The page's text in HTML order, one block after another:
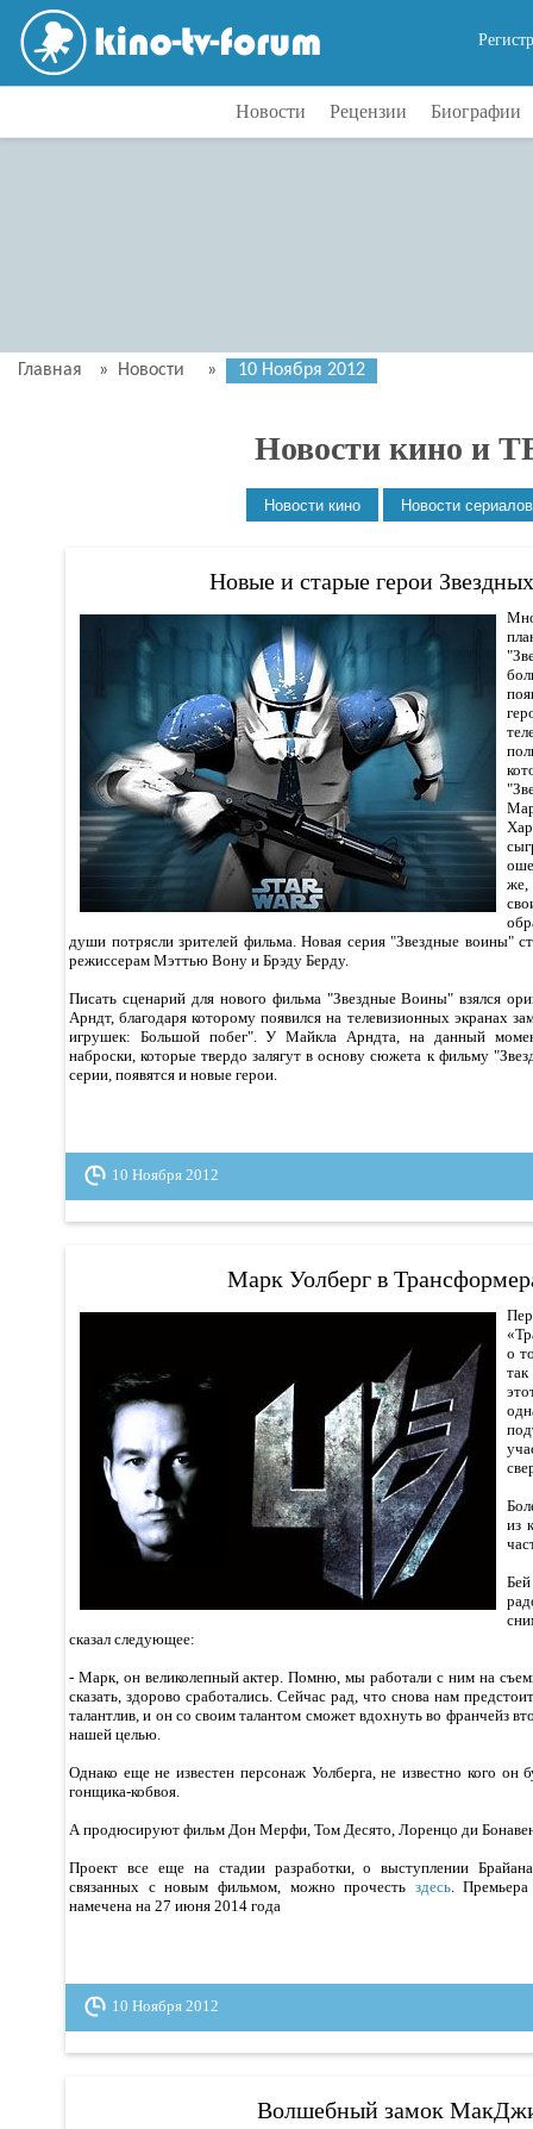
Новости Рецензии Биографии
Главная » Новости » 10 Ноября 2012
Новости кино и
Новые и старые герои
же,
души потрясли зрителей фильма. Новая серия "Звездные воины"
режиссерам Мэттью Вону и Брэду Берду.
Писать сценарий для нового фильма "Звездные Воины" взялся
Арндт, благодаря которому появился на телевизионных экранах
игрушек: Большой побег". У Майкла Арндта, на данный
наброски, которые твердо залягут в основу сюжета к фильму
серии, появятся и новые герои.
10 Ноября 2012
Марк Уолберг в
о
из
сказал следующее:
- Марк, он великолепный актер. Помню, мы работали с ним на
сказать, здорово сработались. Сейчас рад, что снова нам
талантлив, и он со своим талантом сможет вдохнуть во франчейз
нашей целью.
Однако еще не известен персонаж Уолберга, не известно кого он
гонщика-кобвоя.
А продюсируют фильм Дон Мерфи, Том Десято, Лоренцо ди
Проект все еще на стадии разработки, о выступлении
связанных с новым фильмом, можно прочесть здесь.
намечена на 27 июня 2014 года
10 Ноября 2012
Волшебный замок